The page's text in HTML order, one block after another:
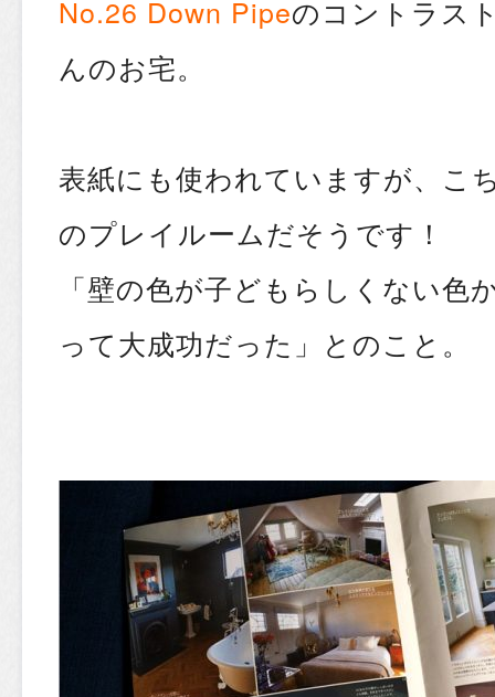
No.26 Down Pipeのコントラス
んのお宅。
表紙にも使われていますが、こ
のプレイルームだそうです！
「壁の色が子どもらしくない色
って大成功だった」とのこと。